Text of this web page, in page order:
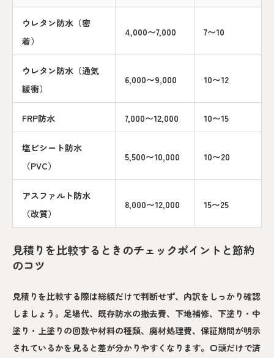
ウレタン防水（密
着）
4,000〜7,000 7〜10
ウレタン防水（通気
緩衝）
6,000〜9,000 10〜12
FRP防水 7,000〜12,000 10〜15
塩ビシート防水
（PVC）
5,500〜10,000 10〜20
アスファルト防水
（改質）
8,000〜12,000 15〜25
見積りを比較するときのチェックポイントと節約
のコツ
見積りを比較する際は総額だけで判断せず、内訳をしっかり確認
しましょう。足場代、既存防水の撤去費、下地補修、下塗り・中
塗り・上塗りの回数や材料の種類、廃材処理費、保証期間が明示
されているかを見ると差が分かりやすくなります。口頭だけで済